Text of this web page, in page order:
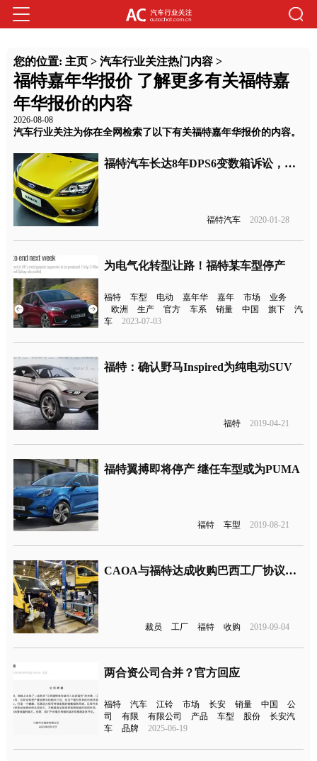
您的位置: 主页> 汽车行业关注热门内容>
福特嘉年华报价 了解更多有关福特嘉
年华报价的内容
2026-08-08
汽车行业关注为你在全网检索了以下有关福特嘉年华报价的内容。
福特汽车长达8年DPS6变数箱诉讼，或将达成和解
福特汽车 2020-01-28
为电气化转型让路！福特某车型停产
福特 车型 电动 嘉年华 嘉年 市场
业务
欧洲
生产 官方 车系 销量 中国 旗下
汽
车
2023-07-03
福特：确认野马Inspired为纯电动SUV
福特 2019-04-21
福特翼搏即将停产 继任车型或为PUMA
福特 车型 2019-08-21
CAOA与福特达成收购巴西工厂协议，并计划裁员1300人
裁员 工厂 福特 收购 2019-09-04
两合资公司合并？官方回应
福特 汽车 江铃 市场 长安 销量 中国
公
司
有限 有限公司 产品 车型 股份
长安汽
车
品牌 2025-06-19